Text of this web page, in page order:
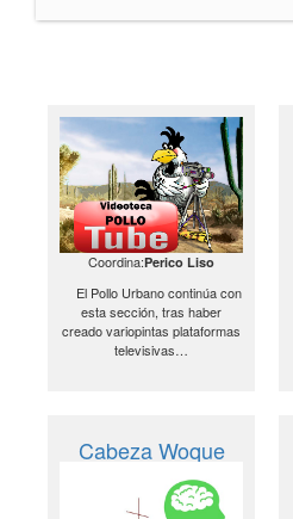
Coordina:Perico Liso
El Pollo Urbano continúa con
esta sección, tras haber
creado variopintas plataformas
televisivas…
Cabeza Woque